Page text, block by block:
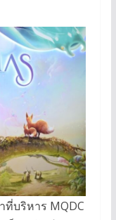
บริหาร MQDC